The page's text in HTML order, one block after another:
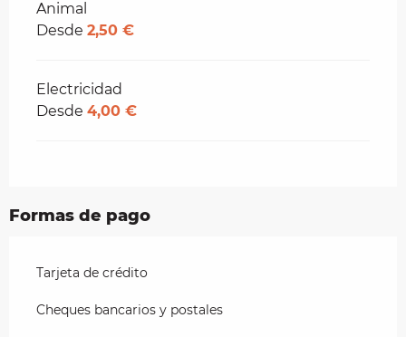
Animal
Desde 2,50 €
Electricidad
Desde 4,00 €
Formas de pago
Tarjeta de crédito
Cheques bancarios y postales